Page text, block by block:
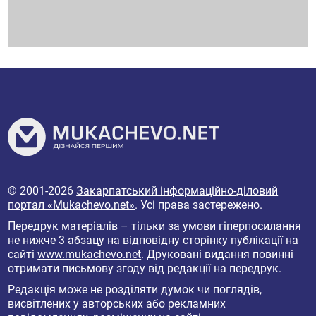
© 2001-2026Закарпатський інформаційно-діловий
портал «Mukachevo.net». Усі права застережено.
Передрук матеріалів – тільки за умови гіперпосилання
не нижче 3 абзацу на відповідну сторінку публікації на
сайтіwww.mukachevo.net. Друковані видання повинні
отримати письмову згоду від редакції на передрук.
Редакція може не розділяти думок чи поглядів,
висвітлених у авторських або рекламних